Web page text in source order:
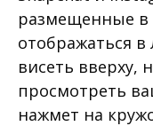
размещенные в
отображаться в
висеть вверху,
просмотреть
нажмет на